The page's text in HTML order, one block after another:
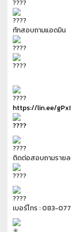
ทักสอบถามแอดมิน
https://lin.ee/
ติดต่อสอบถามรายล
เบอร์โทร : 083-